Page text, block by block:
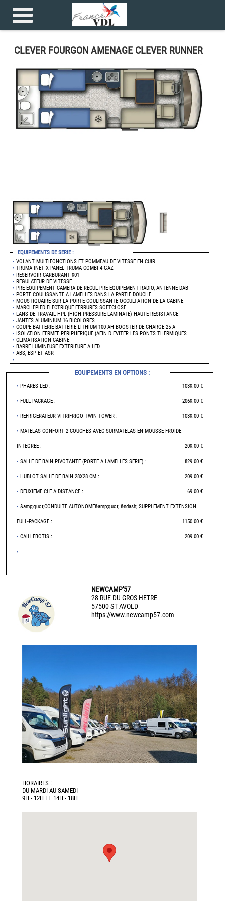
Accueil>Camping car >CLEVER FOURGON AMENAGE CLEVER RUNNER
CLEVER FOURGON AMENAGE CLEVER RUNNER
EQUIPEMENTS DE SERIE :
• VOLANT MULTIFONCTIONS ET POMMEAU DE VITESSE EN CUIR
• TRUMA INET X PANEL TRUMA COMBI 4 GAZ
• RESERVOIR CARBURANT 901
• REGULATEUR DE VITESSE
• PRE-EQUIPEMENT CAMERA DE RECUL PRE-EQUIPEMENT RADIO, ANTENNE DAB
• PORTE COULISSANTE A LAMELLES DANS LA PARTIE DOUCHE
• MOUSTIQUAIRE SUR LA PORTE COULISSANTE OCCULTATION DE LA CABINE
• MARCHEPIED ELECTRIQUE FERRURES SOFTCLOSE
• LANS DE TRAVAIL HPL (HIGH PRESSURE LAMINATE) HAUTE RESISTANCE
•
JANTES ALUMINIUM 16 BICOLORES
• COUPE-BATTERIE BATTERIE LITHIUM 100 AH BOOSTER DE CHARGE 25 A
• ISOLATION FERMEE PERIPHERIQUE (AFIN D EVITER LES PONTS THERMIQUES
• CLIMATISATION CABINE
• BARRE LUMINEUSE EXTERIEURE A LED
• ABS, ESP ET ASR
•
EQUIPEMENTS EN OPTIONS :
• PHARES LED : 1039.00 €
• FULL-PACKAGE : 2069.00 €
• REFRIGERATEUR VITRIFRIGO TWIN TOWER : 1039.00 €
• MATELAS CONFORT 2 COUCHES AVEC SURMATELAS EN MOUSSE FROIDE
INTEGREE : 209.00 €
• SALLE DE BAIN PIVOTANTE (PORTE A LAMELLES SERIE) : 829.00 €
• HUBLOT SALLE DE BAIN 28X28 CM : 209.00 €
• DEUXIEME CLE A DISTANCE : 69.00 €
• &amp;quot;CONDUITE AUTONOME&amp;quot; &ndash; SUPPLEMENT EXTENSION
FULL-PACKAGE : 1150.00 €
• CAILLEBOTIS : 209.00 €
•
NEWCAMP'57
28 RUE DU GROS HETRE
57500 ST AVOLD
https://www.newcamp57.com
HORAIRES :
DU MARDI AU SAMEDI
9H - 12H ET 14H - 18H